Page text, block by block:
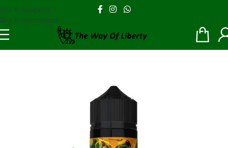
Skip to navigation
Skip to main content